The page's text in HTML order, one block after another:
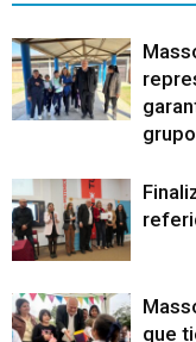
que